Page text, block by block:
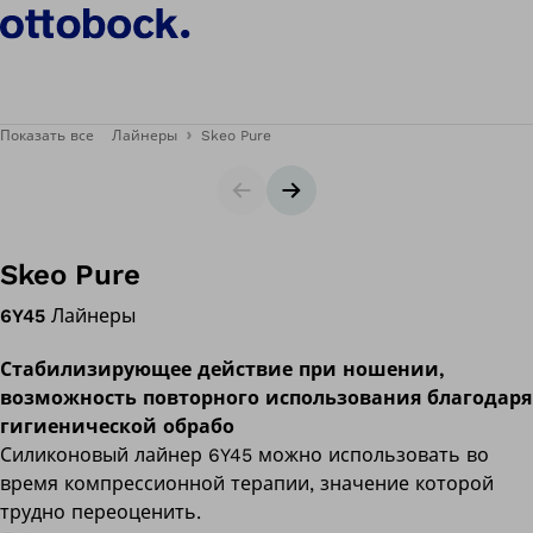
Показать все Лайнеры Skeo Pure
ПолзунокСледующий слайд
Skeo Pure
6Y45 Лайнеры
Стабилизирующее действие при ношении,
возможность повторного использования благодаря
гигиенической обрабо
Силиконовый лайнер 6Y45 можно использовать во
время компрессионной терапии, значение которой
трудно переоценить.